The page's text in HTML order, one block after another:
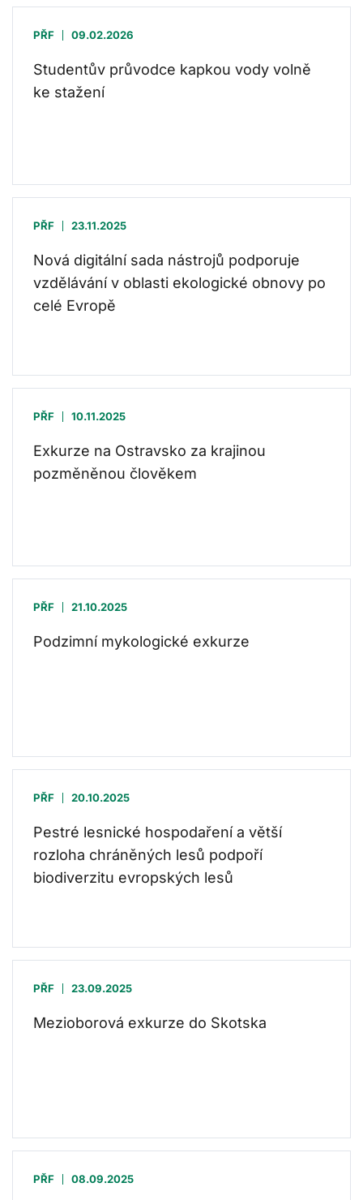
PŘF 09.02.2026
Studentův průvodce kapkou vody volně
ke stažení
PŘF 23.11.2025
Nová digitální sada nástrojů podporuje
vzdělávání v oblasti ekologické obnovy po
celé Evropě
PŘF 10.11.2025
Exkurze na Ostravsko za krajinou
pozměněnou člověkem
PŘF 21.10.2025
Podzimní mykologické exkurze
PŘF 20.10.2025
Pestré lesnické hospodaření a větší
rozloha chráněných lesů podpoří
biodiverzitu evropských lesů
PŘF 23.09.2025
Mezioborová exkurze do Skotska
PŘF 08.09.2025